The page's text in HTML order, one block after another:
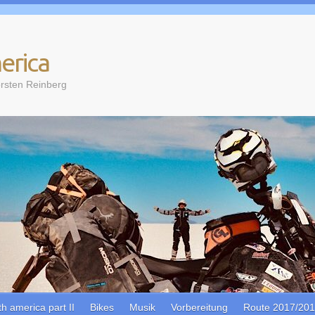
Reinberg
america part II Bikes Musik Vorbereitung Route 2017/